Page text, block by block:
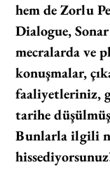
hem de Zorlu
Dialogue,
mecralarda ve
konuşmalar,
faaliyetleriniz,
tarihe
Bunlarla ilgili